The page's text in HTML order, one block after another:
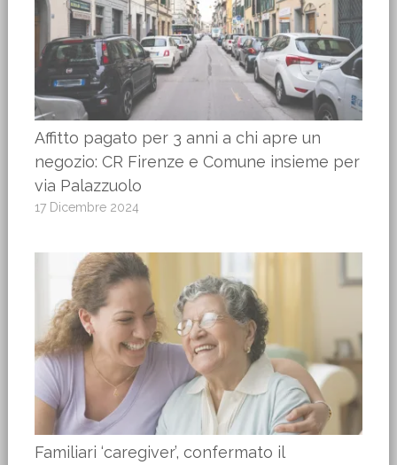
Affitto pagato per 3 anni a chi apre un
negozio: CR Firenze e Comune insieme per
via Palazzuolo
17 Dicembre 2024
Familiari ‘caregiver’, confermato il